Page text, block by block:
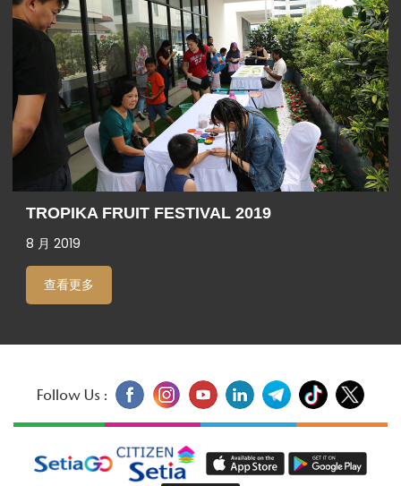
TROPIKA FRUIT FESTIVAL 2019
8 月 2019
查看更多
Follow Us :